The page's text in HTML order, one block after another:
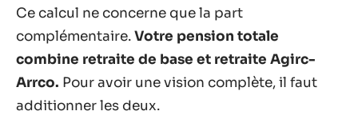
Ce calcul ne concerne que la part
complémentaire.Votre pension totale
combine retraite de base et retraite Agirc-
Arrco. Pour avoir une vision complète, il faut
additionner les deux.